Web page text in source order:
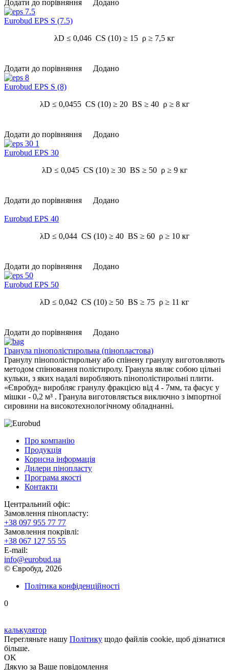
Додати до порівняння Додано
Eurobud EPS S (7.5)
λD ≤ 0,046 CS (10) ≥ 15 ρ ≥ 7,5 кг
Додати до порівняння Додано
Eurobud EPS S (8)
λD ≤ 0,0455 CS (10) ≥ 20 BS ≥ 40 ρ ≥ 8 кг
Додати до порівняння Додано
Eurobud EPS 30
λD ≤ 0,045 CS (10) ≥ 30 BS ≥ 50 ρ ≥ 9 кг
Додати до порівняння Додано
Eurobud EPS 40
λD ≤ 0,044 CS (10) ≥ 40 BS ≥ 60 ρ ≥ 10 кг
Додати до порівняння Додано
Eurobud EPS 50
λD ≤ 0,042 CS (10) ≥ 50 BS ≥ 75 ρ ≥ 11 кг
Додати до порівняння Додано
Гранула пінополістирольна (пінопластова)
Гранулу пінополістирольну або спінену гранулу виготовляють
методом спінювання полістиролу. Гранула являє собою цільні
кульки, з яких надалі виробляють пінополістирольні плити.
«Євробуд» виробляє гранулу фракцією від 4 - 7мм, та фасує у
мішки - 0,2 м³ . Гранула виготовляється виключно з імпортної
сировини на високотехнологічному обладнанні.
Про компанію
Продукція
Корисна інформація
Дилери пінопласту
Програма якості
Контакти
Центральний офіс:
Замовлення пінопласту:
+38 097 955 77 77
Замовлення покрівлі:
+38 067 127 55 55
E-mail:
info@eurobud.ua
© Євробуд, 2026
Політика конфіденційності
0
калькулятор
Перегляньте нашу Політику щодо файлів cookie, щоб дізнатися
більше.
OK
Дякую за Ваше повідомлення